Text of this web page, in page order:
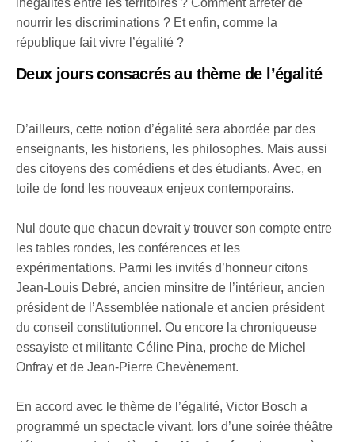
nourrir les discriminations ? Et enfin, comme la
république fait vivre l’égalité ?
Deux jours consacrés au thème de l’égalité
D’ailleurs, cette notion d’égalité sera abordée par des
enseignants, les historiens, les philosophes. Mais aussi
des citoyens des comédiens et des étudiants. Avec, en
toile de fond les nouveaux enjeux contemporains.
Nul doute que chacun devrait y trouver son compte entre
les tables rondes, les conférences et les
expérimentations. Parmi les invités d’honneur citons
Jean-Louis Debré, ancien minsitre de l’intérieur, ancien
président de l’Assemblée nationale et ancien président
du conseil constitutionnel. Ou encore la chroniqueuse
essayiste et militante Céline Pina, proche de Michel
Onfray et de Jean-Pierre Chevènement.
En accord avec le thème de l’égalité, Victor Bosch a
programmé un spectacle vivant, lors d’une soirée théâtre